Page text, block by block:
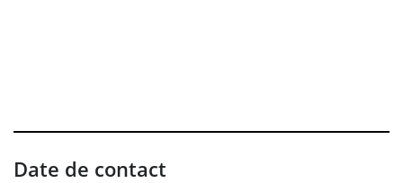
Date de contact